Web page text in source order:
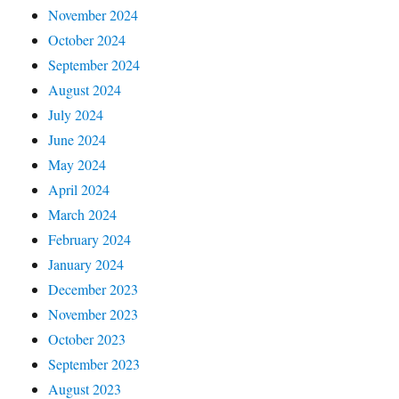
November 2024
October 2024
September 2024
August 2024
July 2024
June 2024
May 2024
April 2024
March 2024
February 2024
January 2024
December 2023
November 2023
October 2023
September 2023
August 2023